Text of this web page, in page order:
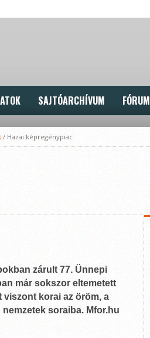
SAJTÓARCHÍVUM FÓRUM
/ Hazai képregénypiac
zárult 77. Ünnepi
már sokszor eltemetett
korai az öröm, a
soraiba. Mfor.hu